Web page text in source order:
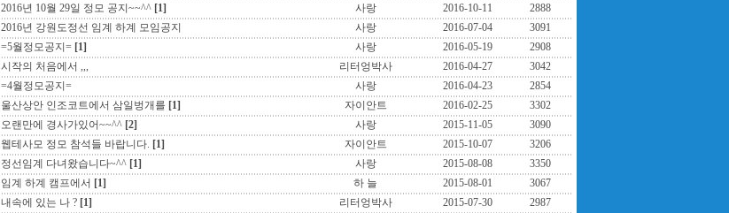
2016년 10월 29일 정모 공지~~^^ [1] 사랑 2016-10-11
2888
2016년 강원도정선 임계 하계 모임공지 사랑 2016-07-04
3091
=5월정모공지= [1] 사랑 2016-05-19
2908
시작의 처음에서 ,,, 리터엉박사 2016-04-27
3042
=4월정모공지= 사랑 2016-04-23
2854
울산상안 인조코트에서 삼일벙개를 [1] 자이안트 2016-02-25
3302
오랜만에 경사가있어~~^^ [2] 사랑 2015-11-05
3090
웹테사모 정모 참석들 바랍니다. [1] 자이안트 2015-10-07
3206
정선임계 다녀왔습니다~^^ [1] 사랑 2015-08-08
3350
임계 하계 캠프에서 [1] 하 늘 2015-08-01
3067
내속에 있는 나 ? [1] 리터엉박사 2015-07-30
2987